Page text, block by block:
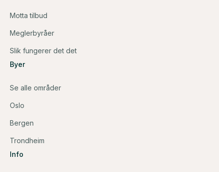
Motta tilbud
Meglerbyråer
Slik fungerer det det
Byer
Se alle områder
Oslo
Bergen
Trondheim
Info